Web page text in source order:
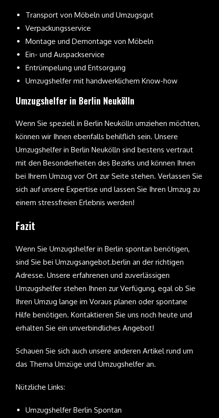
Transport von Möbeln und Umzugsgut
Verpackungsservice
Montage und Demontage von Möbeln
Ein- und Auspackservice
Entrümpelung und Entsorgung
Umzugshelfer mit handwerklichem Know-how
Umzugshelfer in Berlin Neukölln
Wenn Sie speziell in Berlin Neukölln umziehen möchten,
können wir Ihnen ebenfalls behilflich sein. Unsere
Umzugshelfer in Berlin Neukölln sind bestens vertraut
mit den Besonderheiten des Bezirks und können Ihnen
bei Ihrem Umzug vor Ort zur Seite stehen. Verlassen Sie
sich auf unsere Expertise und lassen Sie Ihren Umzug zu
einem stressfreien Erlebnis werden!
Fazit
Wenn Sie Umzugshelfer in Berlin spontan benötigen,
sind Sie bei Umzugsangebot.berlin an der richtigen
Adresse. Unsere erfahrenen und zuverlässigen
Umzugshelfer stehen Ihnen zur Verfügung, egal ob Sie
Ihren Umzug lange im Voraus planen oder spontane
Hilfe benötigen. Kontaktieren Sie uns noch heute und
erhalten Sie ein unverbindliches Angebot!
Schauen Sie sich auch unsere anderen Artikel rund um
das Thema Umzüge und Umzugshelfer an.
Nützliche Links:
Umzugshelfer Berlin Spontan